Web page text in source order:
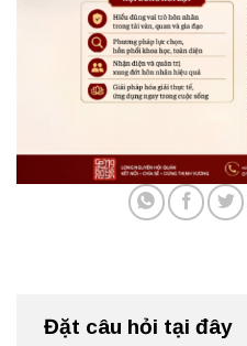
Đặt câu hỏi tại đây